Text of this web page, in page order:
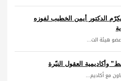
الدكتور أيمن الخطيب لفوزه
هيئة الت...
وأكاديمية العقول النيّرة
مع أكاديم...